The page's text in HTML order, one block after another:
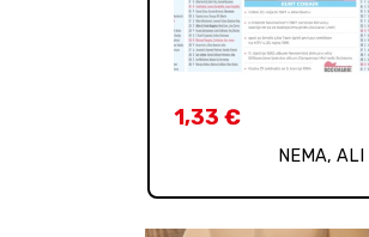
1,33€
NEMA, ALI